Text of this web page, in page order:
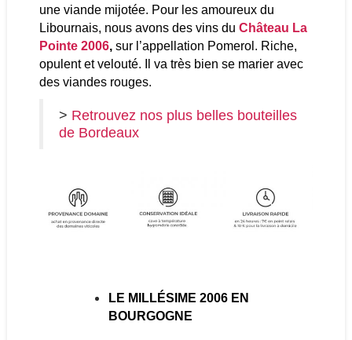
une viande mijotée. Pour les amoureux du
Libournais, nous avons des vins du Château La
Pointe 2006,sur l’appellation Pomerol. Riche,
opulent et velouté. Il va très bien se marier avec
des viandes rouges.
> Retrouvez nos plus belles bouteilles
de Bordeaux
LE MILLÉSIME 2006 EN
BOURGOGNE